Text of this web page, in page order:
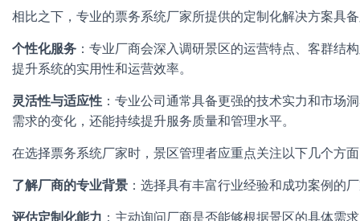
相比之下，专业的票务系统厂家所提供的定制化解决方案具
个性化服务 ：专业厂商会深入调研景区的运营特点、客群结
提升系统的实用性和运营效率。
灵活性与适应性 ：专业公司通常具备更强的技术实力和市场
需求的变化，还能持续提升服务质量和管理水平。
在选择票务系统厂家时，景区管理者应重点关注以下几个方
了解厂商的专业背景 ：选择具有丰富行业经验和成功案例的
评估定制化能力 ：主动询问厂商是否能够根据景区的具体需